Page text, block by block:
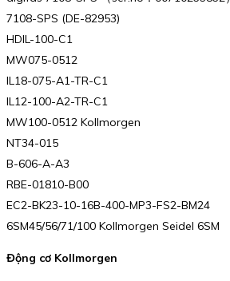
7108-SPS (DE-82953)
HDIL-100-C1
MW075-0512
IL18-075-A1-TR-C1
IL12-100-A2-TR-C1
MW100-0512 Kollmorgen
NT34-015
B-606-A-A3
RBE-01810-B00
EC2-BK23-10-16B-400-MP3-FS2-BM24
6SM45/56/71/100 Kollmorgen Seidel 6SM
Động cơ Kollmorgen